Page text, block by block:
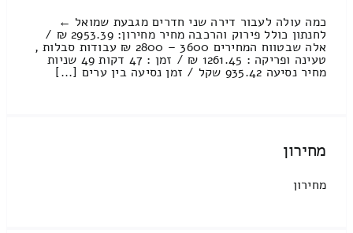
כמה עולה לעבור דירה שני חדרים מגבעת שמואל ←
לחנתון כולל פירוק והרכבה מחיר מחירון: 2953.39 ₪ /
אלה שבטווח המחירים 3600 – 2800 ₪ עבודות סבלות ,
טעינה ופריקה : 1261.45 ₪ / זמן : 47 דקות 49 שניות
מחיר נסיעה 935.42 שקל / זמן נסיעה בין ערים [...]
מחירון
מחירון